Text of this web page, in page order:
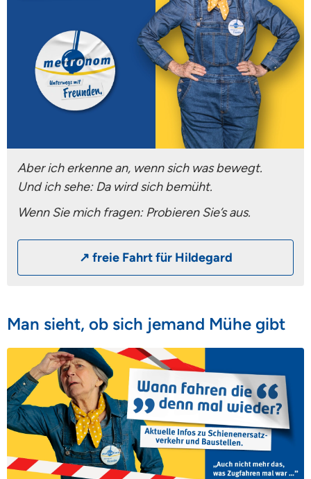
Aber ich erkenne an, wenn sich was bewegt.
Und ich sehe: Da wird sich bemüht.
Wenn Sie mich fragen: Probieren Sie’s aus.
↗ freie Fahrt für Hildegard
Man sieht, ob sich jemand Mühe gibt